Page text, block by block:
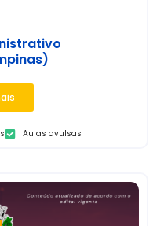
Aulas avulsas